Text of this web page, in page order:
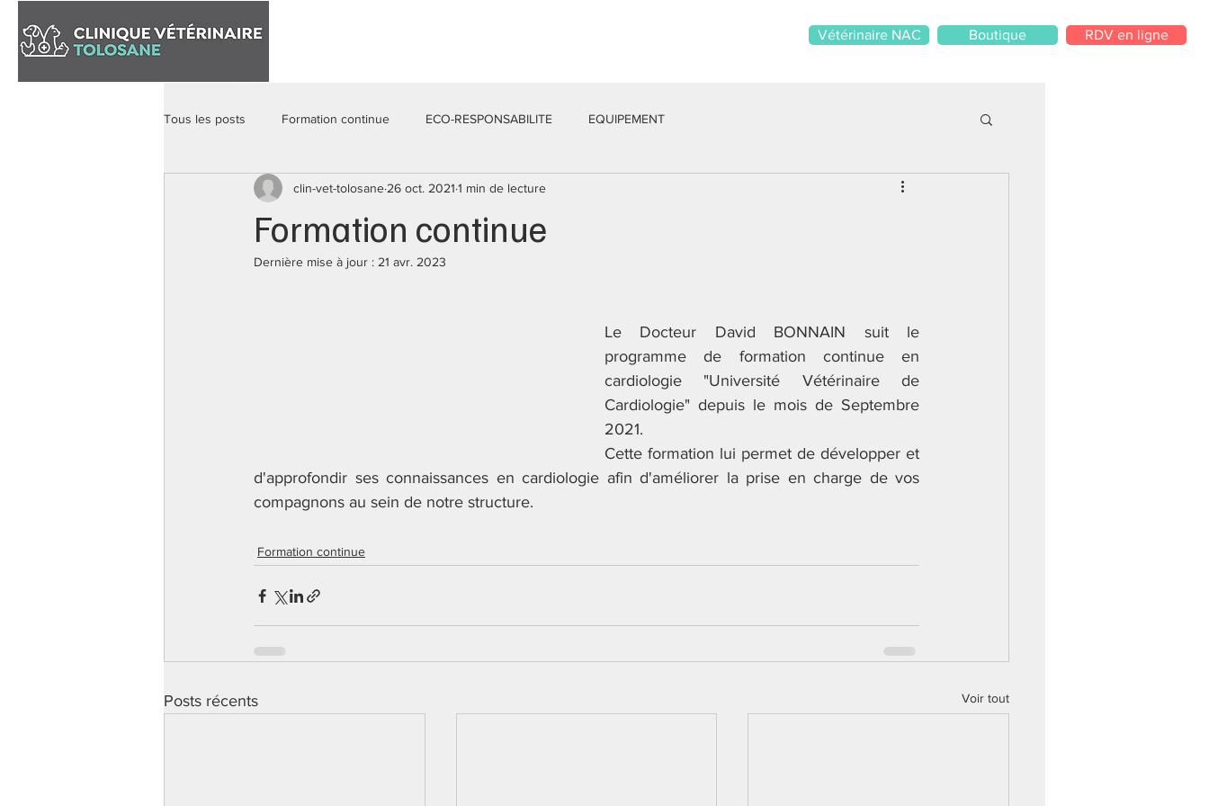
Vétérinaire NAC Boutique RDV en ligne
Tous les posts Formation continue ECO-RESPONSABILITE EQUIPEMENT
Formation continue
clin-vet-tolosane 26 oct. 2021 1 min de lecture
Dernière mise à jour : 21 avr. 2023
Le Docteur David BONNAIN suit le
programme de formation continue en
cardiologie "Université Vétérinaire de
Cardiologie" depuis le mois de Septembre
2021.
​Cette formation lui permet de développer et
d'approfondir ses connaissances en cardiologie afin d'améliorer la prise en charge de vos
compagnons au sein de notre structure.
Formation continue
Posts récents Voir tout